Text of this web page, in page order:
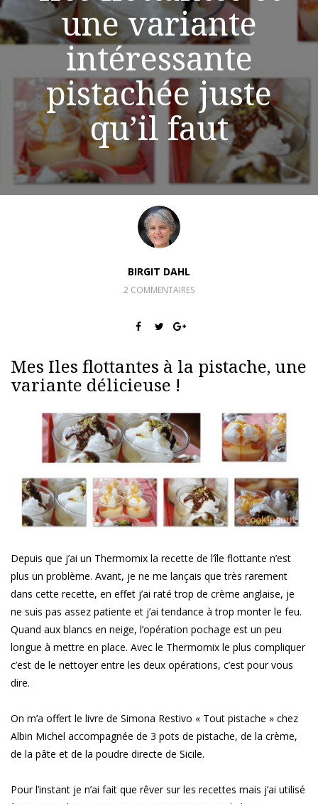
une variante
intéressante
pistachée juste
qu’il faut
BIRGIT DAHL
2 COMMENTAIRES
Mes Iles flottantes à la pistache, une
variante délicieuse !
Depuis que j’ai un Thermomix la recette de l’île flottante n’est
plus un problème. Avant, je ne me lançais que très rarement
dans cette recette, en effet j’ai raté trop de crème anglaise, je
ne suis pas assez patiente et j’ai tendance à trop monter le feu.
Quand aux blancs en neige, l’opération pochage est un peu
longue à mettre en place. Avec le Thermomix le plus compliquer
c’est de le nettoyer entre les deux opérations, c’est pour vous
dire.
On m’a offert le livre de Simona Restivo « Tout pistache » chez
Albin Michel accompagnée de 3 pots de pistache, de la crème,
de la pâte et de la poudre directe de Sicile.
Pour l’instant je n’ai fait que rêver sur les recettes mais j’ai utilisé